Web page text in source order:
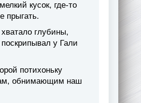
кусок, где-то
прыгать.
глубины,
у Гали
потихоньку
обнимающим наш